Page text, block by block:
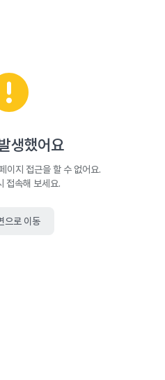
생했어요
이지 접근을 할 수 없어요.
접속해 보세요.
으로 이동